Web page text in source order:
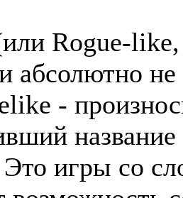
Rogue-
абсолютно
-
Это игры со